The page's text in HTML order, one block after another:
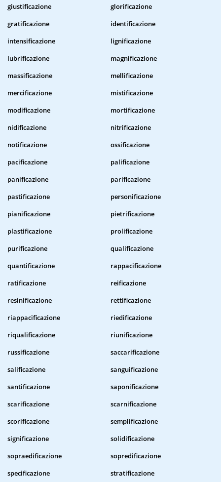
giustificazione
glorificazione
gratificazione
identificazione
intensificazione
lignificazione
lubrificazione
magnificazione
massificazione
mellificazione
mercificazione
mistificazione
modificazione
mortificazione
nidificazione
nitrificazione
notificazione
ossificazione
pacificazione
palificazione
panificazione
parificazione
pastificazione
personificazione
pianificazione
pietrificazione
plastificazione
prolificazione
purificazione
qualificazione
quantificazione
rappacificazione
ratificazione
reificazione
resinificazione
rettificazione
riappacificazione
riedificazione
riqualificazione
riunificazione
russificazione
saccarificazione
salificazione
sanguificazione
santificazione
saponificazione
scarificazione
scarnificazione
scorificazione
semplificazione
significazione
solidificazione
sopraedificazione
sopredificazione
specificazione
stratificazione